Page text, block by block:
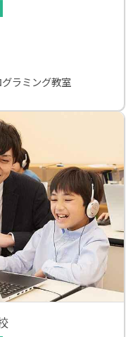
ラミング教室